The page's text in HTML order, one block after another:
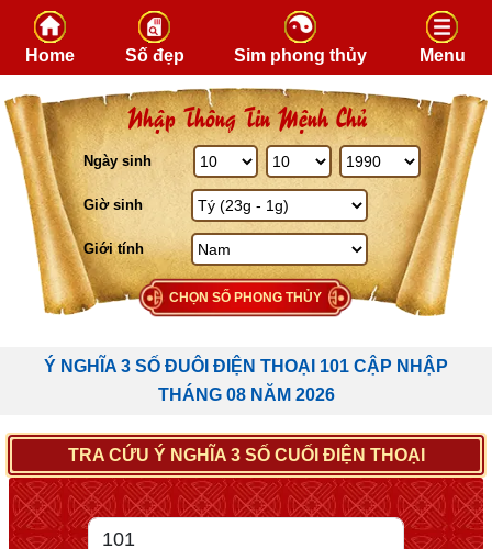
Skip to content
Home Số đẹp Sim phong thủy Menu
Nhập Thông Tin Mệnh Chủ
Ngày sinh
Giờ sinh
Giới tính
CHỌN SỐ PHONG THỦY
Ý NGHĨA 3 SỐ ĐUÔI ĐIỆN THOẠI 101 CẬP NHẬP
THÁNG 08 NĂM 2026
TRA CỨU Ý NGHĨA 3 SỐ CUỐI ĐIỆN THOẠI